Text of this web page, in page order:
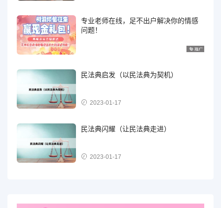
专业老师在线，足不出户解决你的情感
问题！
民法典启发（以民法典为契机）
2023-01-17
民法典闪耀（让民法典走进）
2023-01-17